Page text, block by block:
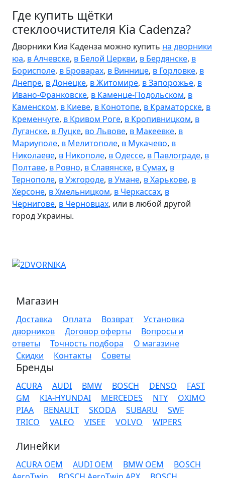
Где купить щётки
стеклоочистителя Kia Cadenza?
Дворники Киа Каденза можно купить на дворники
юа, в Алчевске, в Белой Церкви, в Бердянске, в
Борисполе, в Броварах, в Виннице, в Горловке, в
Днепре, в Донецке, в Житомире, в Запорожье, в
Ивано-Франковске, в Каменце-Подольском, в
Каменском, в Киеве, в Конотопе, в Краматорске, в
Кременчуге, в Кривом Роге, в Кропивницком, в
Луганске, в Луцке, во Львове, в Макеевке, в
Мариуполе, в Мелитополе, в Мукачево, в
Николаеве, в Никополе, в Одессе, в Павлограде, в
Полтаве, в Ровно, в Славянске, в Сумах, в
Тернополе, в Ужгороде, в Умане, в Харькове, в
Херсоне, в Хмельницком, в Черкассах, в
Чернигове, в Черновцах, или в любой другой
город Украины.
Магазин
Доставка Оплата Возврат
Установка
дворников
Договор оферты
Вопросы и
ответы
Точность подбора
О магазине
Скидки
Контакты Советы
Бренды
ACURA AUDI BMW BOSCH DENSO
FAST
GM
KIA-HYUNDAI MERCEDES NTY
OXIMO
PIAA
RENAULT SKODA SUBARU
SWF
TRICO
VALEO VISEE VOLVO WIPERS
Линейки
ACURA OEM AUDI OEM BMW OEM
BOSCH